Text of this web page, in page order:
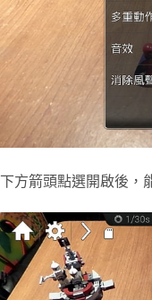
下方箭頭點選開啟後，